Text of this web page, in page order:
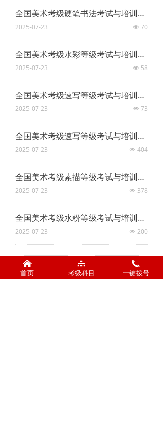
全国美术考级硬笔书法考试与培训标准
넶 70
2025-07-23
全国美术考级水彩等级考试与培训标准
넶 58
2025-07-23
全国美术考级速写等级考试与培训标准
넶 73
2025-07-23
全国美术考级速写等级考试与培训标准
넶 404
2025-07-23
全国美术考级素描等级考试与培训标准
넶 378
2025-07-23
全国美术考级水粉等级考试与培训标准
넶 200
2025-07-23
1/2
낀
首页
뀒
考级科目
끅
一键拨号